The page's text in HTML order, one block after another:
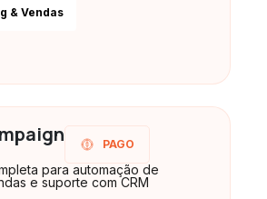
& Vendas
PAGO
para automação de
e suporte com CRM